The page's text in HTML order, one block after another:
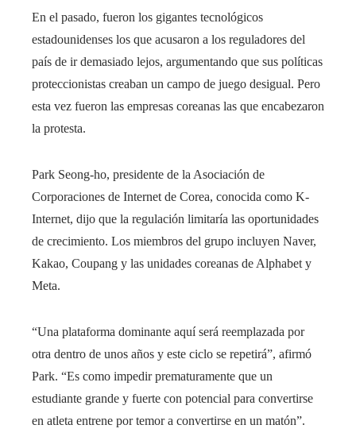
En el pasado, fueron los gigantes tecnológicos
estadounidenses los que acusaron a los reguladores del
país de ir demasiado lejos, argumentando que sus políticas
proteccionistas creaban un campo de juego desigual. Pero
esta vez fueron las empresas coreanas las que encabezaron
la protesta.
Park Seong-ho, presidente de la Asociación de
Corporaciones de Internet de Corea, conocida como K-
Internet, dijo que la regulación limitaría las oportunidades
de crecimiento. Los miembros del grupo incluyen Naver,
Kakao, Coupang y las unidades coreanas de Alphabet y
Meta.
“Una plataforma dominante aquí será reemplazada por
otra dentro de unos años y este ciclo se repetirá”, afirmó
Park. “Es como impedir prematuramente que un
estudiante grande y fuerte con potencial para convertirse
en atleta entrene por temor a convertirse en un matón”.